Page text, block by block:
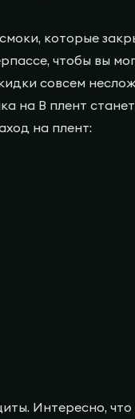
которые
чтобы вы
совсем
на B плент
на плент:
Интересно,